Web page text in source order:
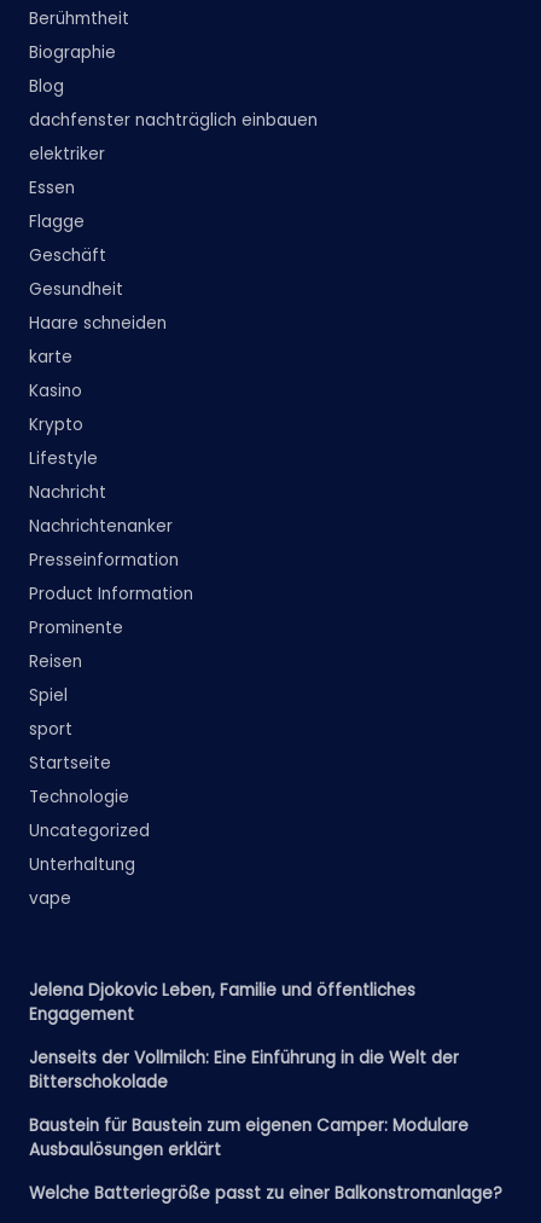
Berühmtheit
Biographie
Blog
dachfenster nachträglich einbauen
elektriker
Essen
Flagge
Geschäft
Gesundheit
Haare schneiden
karte
Kasino
Krypto
Lifestyle
Nachricht
Nachrichtenanker
Presseinformation
Product Information
Prominente
Reisen
Spiel
sport
Startseite
Technologie
Uncategorized
Unterhaltung
vape
Jelena Djokovic Leben, Familie und öffentliches
Engagement
Jenseits der Vollmilch: Eine Einführung in die Welt der
Bitterschokolade
Baustein für Baustein zum eigenen Camper: Modulare
Ausbaulösungen erklärt
Welche Batteriegröße passt zu einer Balkonstromanlage?